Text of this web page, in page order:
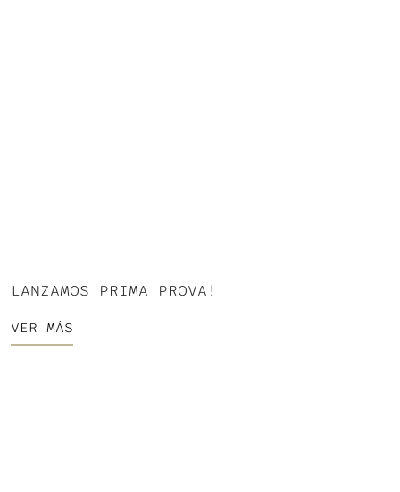
LANZAMOS PRIMA PROVA!
VER MÁS